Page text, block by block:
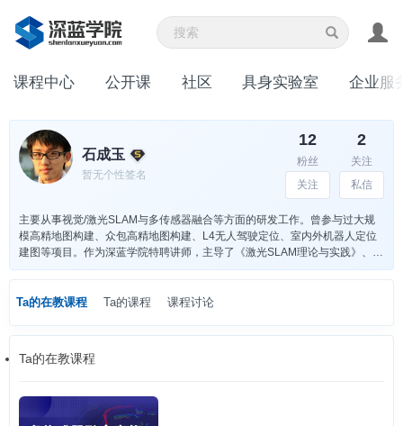
课程中心 公开课 社区 具身实验室 企业服
石成玉
暂无个性签名
12
粉丝
关注
2
关注
私信
主要从事视觉/激光SLAM与多传感器融合等方面的研发工作。曾参与过大规
模高精地图构建、众包高精地图构建、L4无人驾驶定位、室内外机器人定位
建图等项目。作为深蓝学院特聘讲师，主导了《激光SLAM理论与实践》、
《无人驾驶技术线下实战特训营》等核心课程的开发。
Ta的在教课程 Ta的课程 课程讨论
Ta的在教课程